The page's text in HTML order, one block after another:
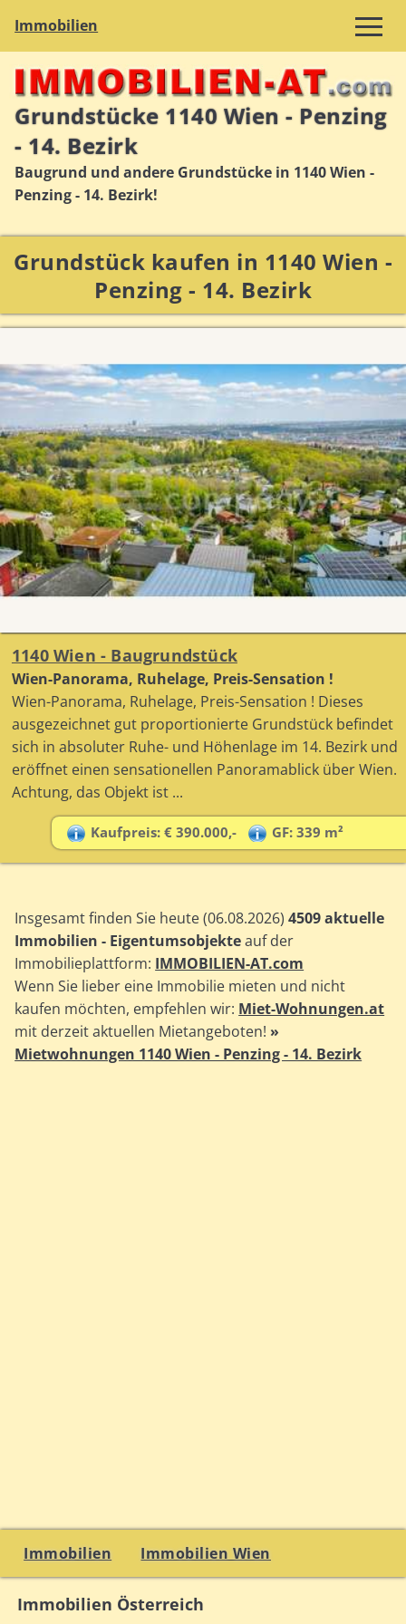
Immobilien
Grundstücke 1140 Wien - Penzing
- 14. Bezirk
Baugrund und andere Grundstücke in 1140 Wien -
Penzing - 14. Bezirk!
Grundstück kaufen in 1140 Wien -
Penzing - 14. Bezirk
1140 Wien - Baugrundstück
Wien-Panorama, Ruhelage, Preis-Sensation !
Wien-Panorama, Ruhelage, Preis-Sensation ! Dieses
ausgezeichnet gut proportionierte Grundstück befindet
sich in absoluter Ruhe- und Höhenlage im 14. Bezirk und
eröffnet einen sensationellen Panoramablick über Wien.
Achtung, das Objekt ist ...
Kaufpreis: € 390.000,- GF: 339 m²
Insgesamt finden Sie heute (06.08.2026)4509 aktuelle
Immobilien - Eigentumsobjekteauf der
Immobilieplattform: IMMOBILIEN-AT.com
Wenn Sie lieber eine Immobilie mieten und nicht
kaufen möchten, empfehlen wir: Miet-Wohnungen.at
mit derzeit aktuellen Mietangeboten! »
Mietwohnungen 1140 Wien - Penzing - 14. Bezirk
Immobilien Immobilien Wien
Immobilien Österreich